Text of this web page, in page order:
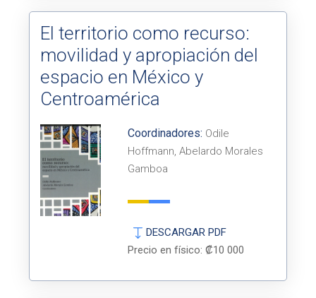
El territorio como recurso:
movilidad y apropiación del
espacio en México y
Centroamérica
Coordinadores: Odile
Hoffmann, Abelardo Morales
Gamboa
DESCARGAR PDF
Precio en físico: ₡10 000